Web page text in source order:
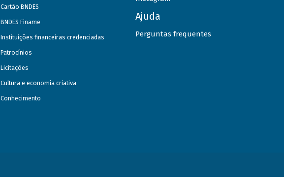
Cartão BNDES
BNDES Finame
Instituições financeiras credenciadas
Patrocínios
Licitações
Cultura e economia criativa
Conhecimento
Ajuda
Perguntas frequentes